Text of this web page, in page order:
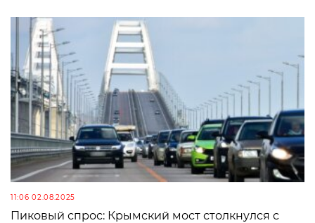
11:06 02.08.2025
Пиковый спрос: Крымский мост столкнулся с